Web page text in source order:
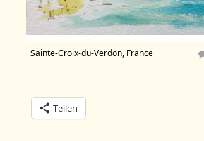
Sainte-Croix-du-Verdon, France
Teilen